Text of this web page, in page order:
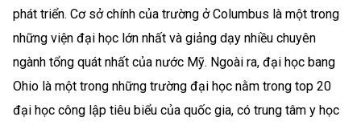
phát triển. Cơ sở chính của trường ở Columbus là một trong
những viện đại học lớn nhất và giảng dạy nhiều chuyên
ngành tổng quát nhất của nước Mỹ. Ngoài ra, đại học bang
Ohio là một trong những trường đại học nằm trong top 20
đại học công lập tiêu biểu của quốc gia, có trung tâm y học